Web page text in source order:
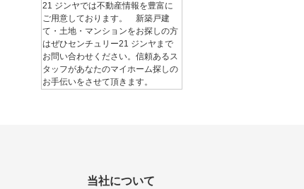
21 ジンヤでは不動産情報を豊富に
ご用意しております。 新築戸建
て・土地・マンションをお探しの方
はぜひセンチュリー21 ジンヤまで
お問い合わせください。信頼あるス
タッフがあなたのマイホーム探しの
お手伝いをさせて頂きます。
当社について